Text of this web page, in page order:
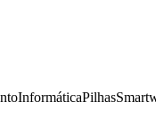
InformáticaPilhas